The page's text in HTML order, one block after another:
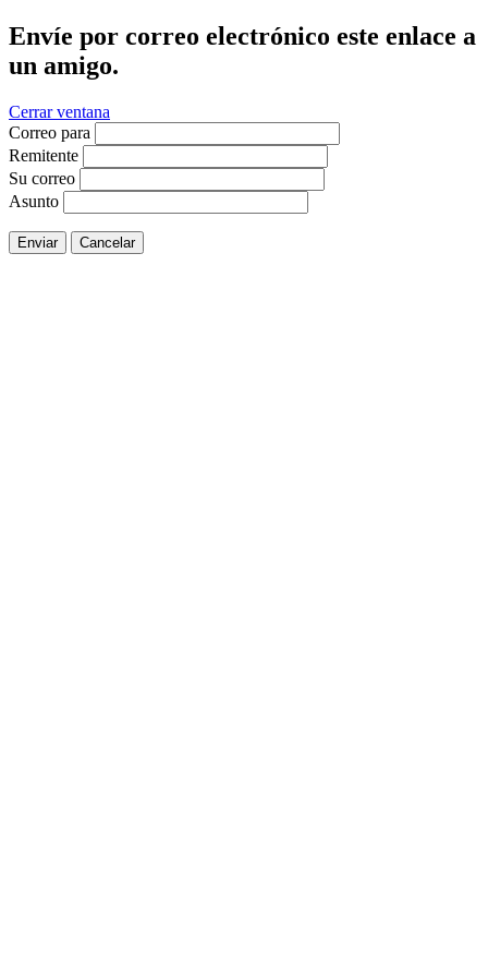
Envíe por correo electrónico este enlace a
un amigo.
Cerrar ventana
Correo para
Remitente
Su correo
Asunto
Enviar Cancelar